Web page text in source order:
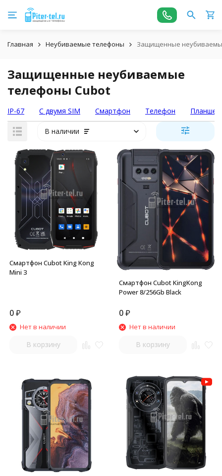
Главная Неубиваемые телефоны Защищенные
Защищенные неубиваемые
телефоны Cubot
IP-67 С двумя SIM Смартфон Телефон Планшет
В наличии
Смартфон Cubot King Kong
Mini 3
0₽
Нет в наличии
В корзину
Смартфон Cubot KingKong
Power 8/256Gb Black
0₽
Нет в наличии
В корзину